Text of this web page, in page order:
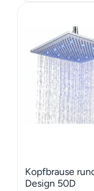
Kopfbrause
Design 50D